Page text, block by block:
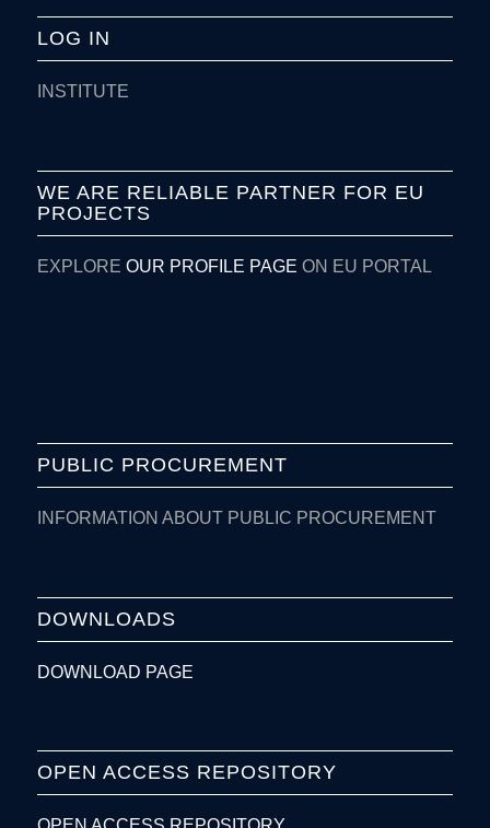
LOG IN
INSTITUTE
WE ARE RELIABLE PARTNER FOR EU
PROJECTS
EXPLORE OUR PROFILE PAGE ON EU PORTAL
PUBLIC PROCUREMENT
INFORMATION ABOUT PUBLIC PROCUREMENT
DOWNLOADS
DOWNLOAD PAGE
OPEN ACCESS REPOSITORY